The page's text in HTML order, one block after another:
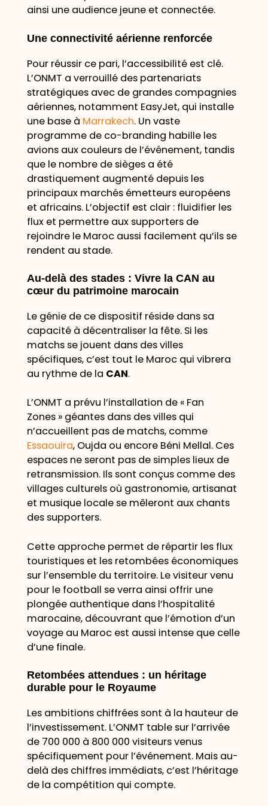
ainsi une audience jeune et connectée.
Une connectivité aérienne renforcée
Pour réussir ce pari, l’accessibilité est clé.
L’ONMT a verrouillé des partenariats
stratégiques avec de grandes compagnies
aériennes, notamment EasyJet, qui installe
une base à Marrakech. Un vaste
programme de co-branding habille les
avions aux couleurs de l’événement, tandis
que le nombre de sièges a été
drastiquement augmenté depuis les
principaux marchés émetteurs européens
et africains. L’objectif est clair : fluidifier les
flux et permettre aux supporters de
rejoindre le Maroc aussi facilement qu’ils se
rendent au stade.
Au-delà des stades : Vivre la CAN au
cœur du patrimoine marocain
Le génie de ce dispositif réside dans sa
capacité à décentraliser la fête. Si les
matchs se jouent dans des villes
spécifiques, c’est tout le Maroc qui vibrera
au rythme de la CAN.
L’ONMT a prévu l’installation de « Fan
Zones » géantes dans des villes qui
n’accueillent pas de matchs, comme
Essaouira, Oujda ou encore Béni Mellal. Ces
espaces ne seront pas de simples lieux de
retransmission. Ils sont conçus comme des
villages culturels où gastronomie, artisanat
et musique locale se mêleront aux chants
des supporters.
Cette approche permet de répartir les flux
touristiques et les retombées économiques
sur l’ensemble du territoire. Le visiteur venu
pour le football se verra ainsi offrir une
plongée authentique dans l’hospitalité
marocaine, découvrant que l’émotion d’un
voyage au Maroc est aussi intense que celle
d’une finale.
Retombées attendues : un héritage
durable pour le Royaume
Les ambitions chiffrées sont à la hauteur de
l’investissement. L’ONMT table sur l’arrivée
de 700 000 à 800 000 visiteurs venus
spécifiquement pour l’événement. Mais au-
delà des chiffres immédiats, c’est l’héritage
de la compétition qui compte.